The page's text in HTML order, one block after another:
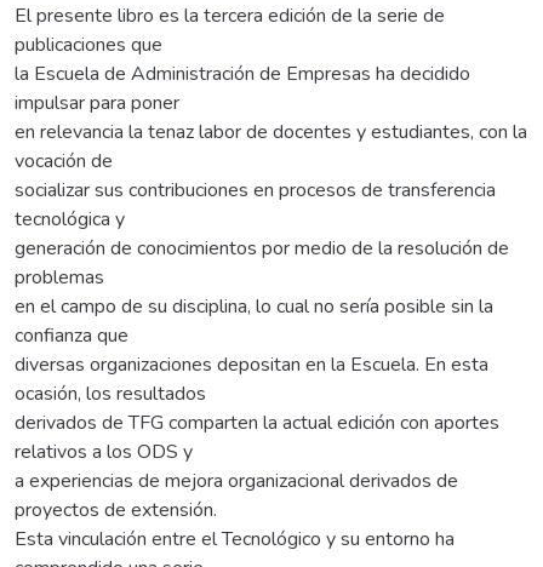
El presente libro es la tercera edición de la serie de
publicaciones que
la Escuela de Administración de Empresas ha decidido
impulsar para poner
en relevancia la tenaz labor de docentes y estudiantes, con la
vocación de
socializar sus contribuciones en procesos de transferencia
tecnológica y
generación de conocimientos por medio de la resolución de
problemas
en el campo de su disciplina, lo cual no sería posible sin la
confianza que
diversas organizaciones depositan en la Escuela. En esta
ocasión, los resultados
derivados de TFG comparten la actual edición con aportes
relativos a los ODS y
a experiencias de mejora organizacional derivados de
proyectos de extensión.
Esta vinculación entre el Tecnológico y su entorno ha